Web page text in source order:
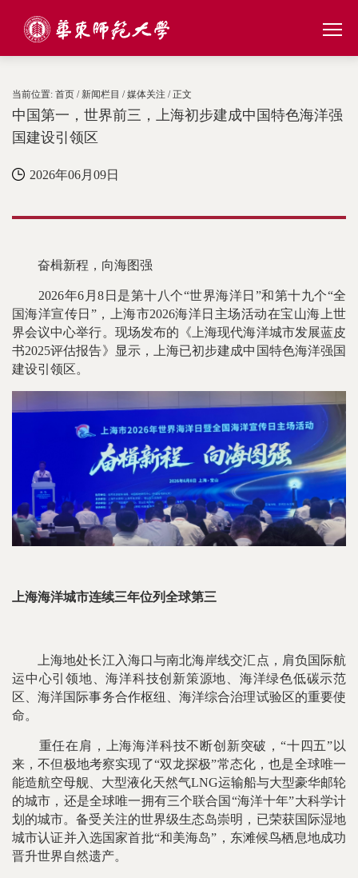
当前位置: 首页 / 新闻栏目 /媒体关注 / 正文
中国第一，世界前三，上海初步建成中国特色海洋强
国建设引领区
2026年06月09日
奋楫新程，向海图强
2026年6月8日是第十八个“世界海洋日”和第十九个“全
国海洋宣传日”，上海市2026海洋日主场活动在宝山海上世
界会议中心举行。现场发布的《上海现代海洋城市发展蓝皮
书2025评估报告》显示，上海已初步建成中国特色海洋强国
建设引领区。
上海海洋城市连续三年位列全球第三
上海地处长江入海口与南北海岸线交汇点，肩负国际航
运中心引领地、海洋科技创新策源地、海洋绿色低碳示范
区、海洋国际事务合作枢纽、海洋综合治理试验区的重要使
命。
重任在肩，上海海洋科技不断创新突破，“十四五”以
来，不但极地考察实现了“双龙探极”常态化，也是全球唯一
能造航空母舰、大型液化天然气LNG运输船与大型豪华邮轮
的城市，还是全球唯一拥有三个联合国“海洋十年”大科学计
划的城市。备受关注的世界级生态岛崇明，已荣获国际湿地
城市认证并入选国家首批“和美海岛”，东滩候鸟栖息地成功
晋升世界自然遗产。